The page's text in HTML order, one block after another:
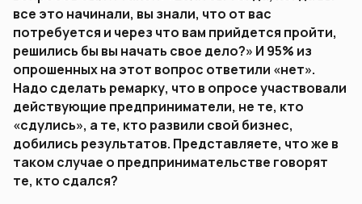
все это начинали, вы знали, что от вас
потребуется и через что вам прийдется пройти,
решились бы вы начать свое дело?» И 95% из
опрошенных на этот вопрос ответили «нет».
Надо сделать ремарку, что в опросе участвовали
действующие предприниматели, не те, кто
«сдулись», а те, кто развили свой бизнес,
добились результатов. Представляете, что же в
таком случае о предпринимательстве говорят
те, кто сдался?